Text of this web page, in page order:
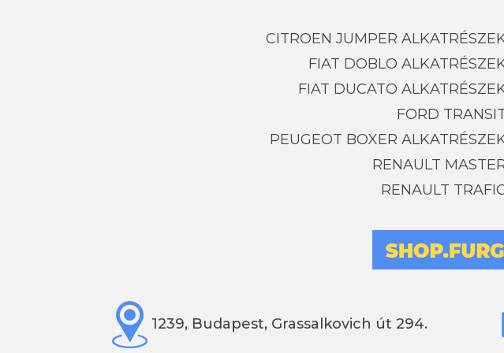
CITROEN JUMPER
FIAT DOBLO
FIAT DUCATO
FORD
PEUGEOT BOXER
RENAULT
RENAULT
1239, Budapest, Grassalkovich út 294.